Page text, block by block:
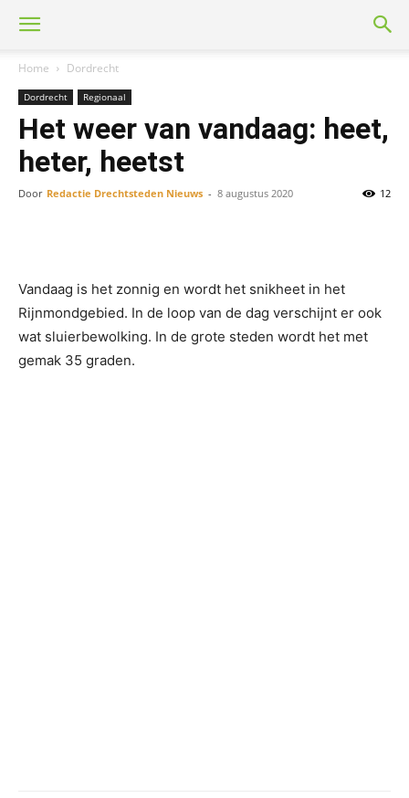
Home Dordrecht
Dordrecht Regionaal
Het weer van vandaag: heet,
heter, heetst
Door Redactie Drechtsteden Nieuws - 8 augustus 2020 12
Vandaag is het zonnig en wordt het snikheet in het
Rijnmondgebied. In de loop van de dag verschijnt er ook
wat sluierbewolking. In de grote steden wordt het met
gemak 35 graden.